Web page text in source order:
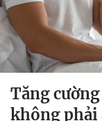
Tăng
không phải